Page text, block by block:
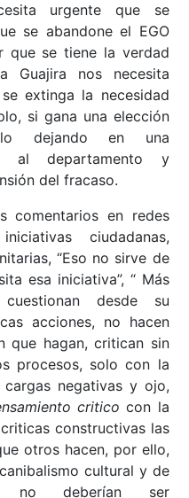
urgente que se
se abandone el EGO
que se tiene la verdad
Guajira nos necesita
extinga la necesidad
si gana una elección
dejando en una
al departamento y
del fracaso.
comentarios en redes
ciudadanas,
“Eso no sirve de
esa iniciativa”, “ Más
desde su
acciones, no hacen
que hagan, critican sin
procesos, solo con la
negativas y ojo,
critico con la
constructivas las
otros hacen, por ello,
cultural y de
no deberían ser